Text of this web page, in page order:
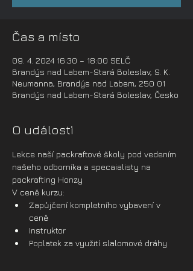
Čas a místo
09. 4. 2024 16:30 – 18:00 SELČ
Brandýs nad Labem-Stará Boleslav, S. K.
Neumanna, Brandýs nad Labem, 250 01
Brandýs nad Labem-Stará Boleslav, Česko
O události
Lekce naší packraftové školy pod vedením
našeho odborníka a specaialisty na
packrafting Honzy
V ceně kurzu:
Zapůjčení kompletního vybavení v
ceně
Instruktor
Poplatek za využití slalomové dráhy